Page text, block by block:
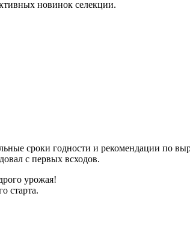
новинок селекции.
сроки годности и рекомендации по
с первых всходов.
урожая!
старта.